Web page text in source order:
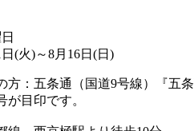
日(火)～8月16日(日)
方：五条通（国道9号線）『五
目印です。